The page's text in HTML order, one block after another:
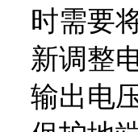
时需要
新调整
输出电